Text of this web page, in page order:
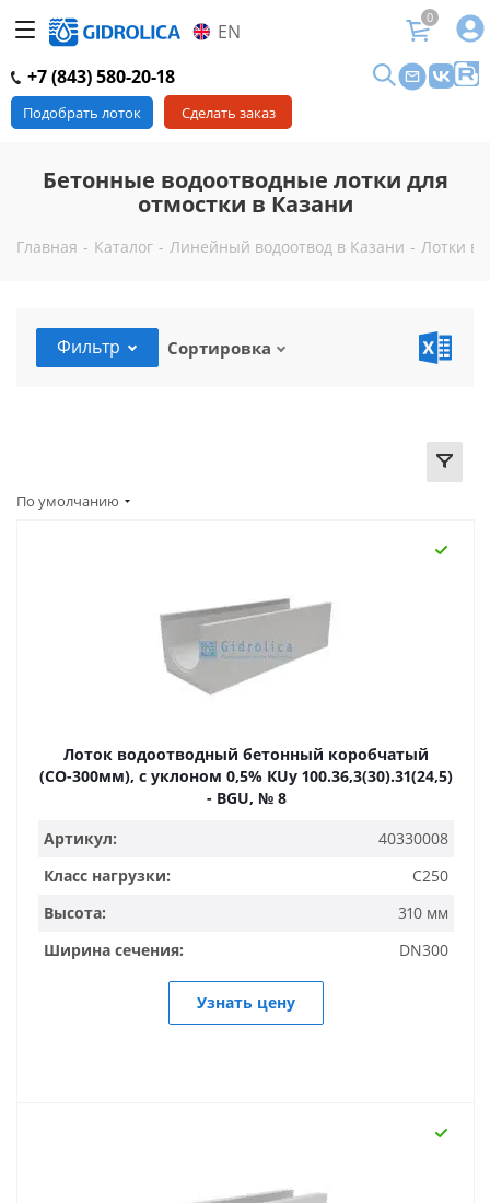
EN
0
+7 (843) 580-20-18
Подобрать лоток Сделать заказ
Бетонные водоотводные лотки для
отмостки в Казани
Главная - Каталог - Линейный водоотвод в Казани - Лотки
Фильтр Сортировка
По умолчанию
Лоток водоотводный бетонный коробчатый
(СО-300мм), с уклоном 0,5% КUу 100.36,3(30).31(24,5)
- BGU, № 8
Артикул:
40330008
Класс нагрузки:
C250
Высота:
310 мм
Ширина сечения:
DN300
Узнать цену